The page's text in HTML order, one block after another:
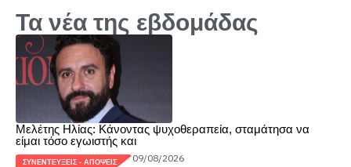
Τα νέα της εβδομάδας
Μελέτης Ηλίας: Κάνοντας ψυχοθεραπεία, σταμάτησα να
είμαι τόσο εγωιστής και
ΣΥΝΕΝΤΕΎΞΕΙΣ - ΑΠΌΨΕΙΣ 09/08/2026